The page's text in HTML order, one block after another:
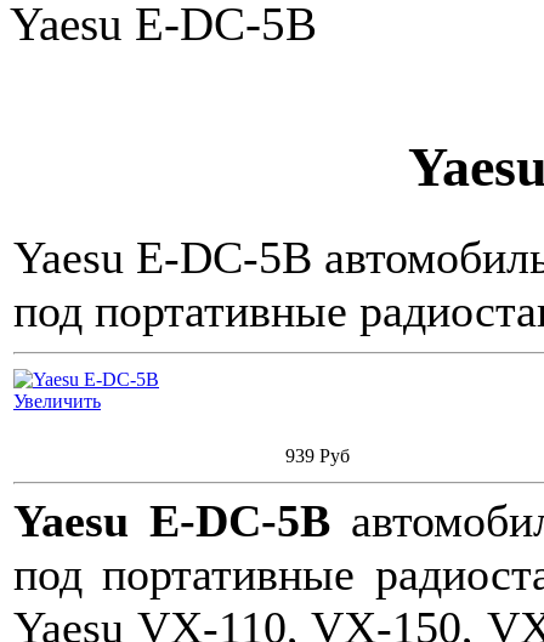
Yaesu E-DC-5B
Yaesu E-DC-5B
под портативные
Увеличить
939 Руб
Yaesu E-DC-5B
под портативные
Yaesu VX-110, VX-150,